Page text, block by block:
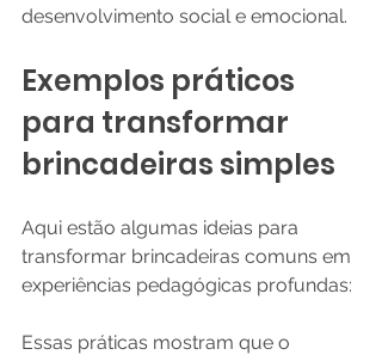
desenvolvimento social e emocional.
Exemplos práticos
para transformar
brincadeiras simples
Aqui estão algumas ideias para
transformar brincadeiras comuns em
experiências pedagógicas profundas:
Essas práticas mostram que o